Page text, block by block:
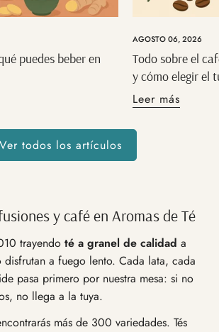
puedes beber en
AGOSTO 06, 2026
Todo sobre el
y cómo elegir el
Leer más
Ver todos los artículos
y café en Aromas de Té
trayendo té a granel de calidad a
disfrutan a fuego lento. Cada lata, cada
pasa primero por nuestra mesa: si no
no llega a la tuya.
más de 300 variedades. Tés